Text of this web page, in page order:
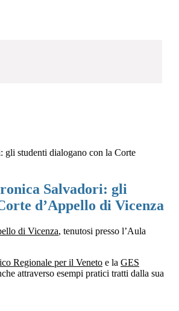
gli studenti dialogano con la Corte
Salvadori: gli
d’Appello di Vicenza
di Vicenza, tenutosi presso l’Aula
Regionale per il Veneto e la GES
attraverso esempi pratici tratti dalla sua